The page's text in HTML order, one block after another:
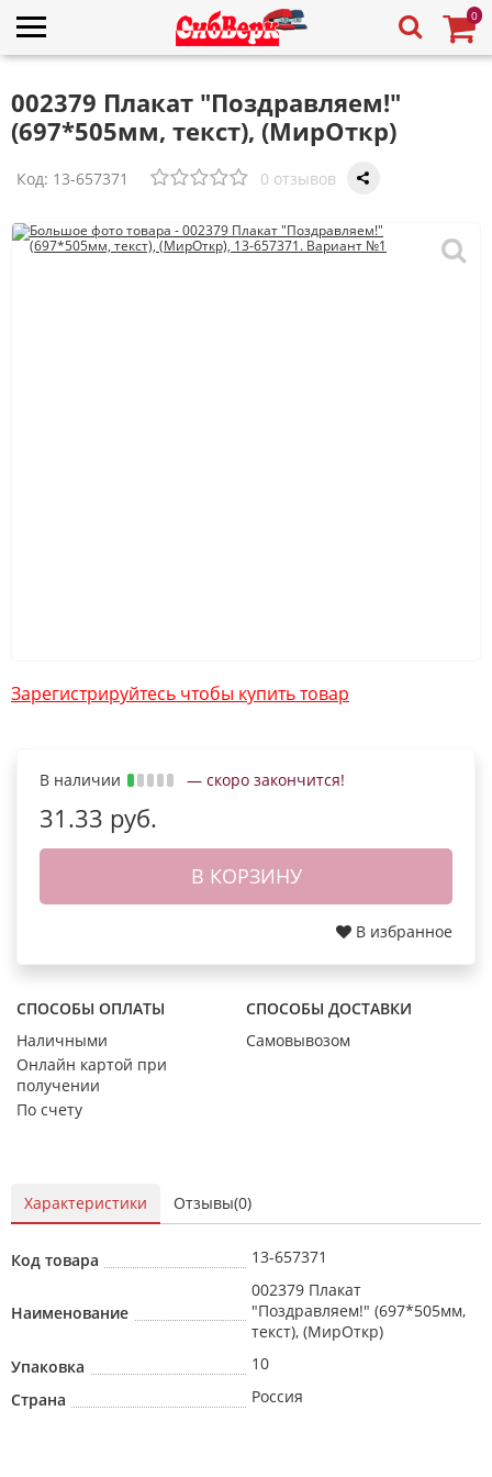
0
002379 Плакат "Поздравляем!"
(697*505мм, текст), (МирОткр)
Код: 13-657371 0 отзывов
Зарегистрируйтесь чтобы купить товар
В наличии — скоро закончится!
31.33 руб.
В КОРЗИНУ
В избранное
СПОСОБЫ ОПЛАТЫ
Наличными
Онлайн картой при
получении
По счету
СПОСОБЫ ДОСТАВКИ
Самовывозом
Характеристики Отзывы(0)
Код товара 13-657371
Наименование
002379 Плакат
"Поздравляем!" (697*505мм,
текст), (МирОткр)
Упаковка
10
Страна
Россия